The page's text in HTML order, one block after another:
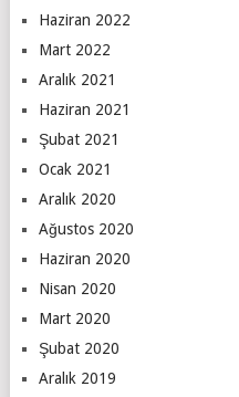
Haziran 2022
Mart 2022
Aralık 2021
Haziran 2021
Şubat 2021
Ocak 2021
Aralık 2020
Ağustos 2020
Haziran 2020
Nisan 2020
Mart 2020
Şubat 2020
Aralık 2019